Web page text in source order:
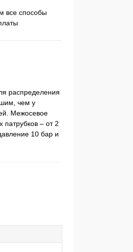
все способы
распределения
чем у
Межосевое
патрубков – от 2
10 бар и